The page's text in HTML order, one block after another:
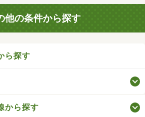
他の条件から探す
ら探す
から探す